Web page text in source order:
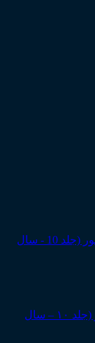
مذاکرات و آراء هیأت عمومی دیوان عالی کشور (جلد ۱۰ – سال